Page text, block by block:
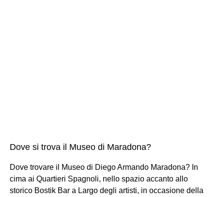
Dove si trova il Museo di Maradona?
Dove trovare il Museo di Diego Armando Maradona? In
cima ai Quartieri Spagnoli, nello spazio accanto allo
storico Bostik Bar a Largo degli artisti, in occasione della